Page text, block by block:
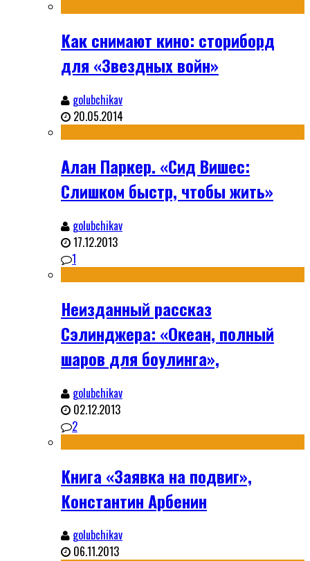
Как снимают кино: сториборд
для «Звездных войн»
golubchikav
20.05.2014
Алан Паркер. «Сид Вишес:
Слишком быстр, чтобы жить»
golubchikav
17.12.2013
1
Неизданный рассказ
Сэлинджера: «Океан, полный
шаров для боулинга»,
golubchikav
02.12.2013
2
Книга «Заявка на подвиг»,
Константин Арбенин
golubchikav
06.11.2013